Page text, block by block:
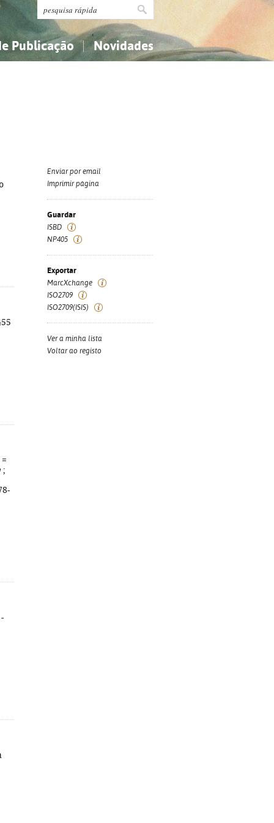
Publicação Novidades
=
;
Enviar por email
Imprimir página
Guardar
ISBD
NP405
Exportar
MarcXchange
ISO2709
ISO2709(ISIS)
Ver a minha lista
Voltar ao registo